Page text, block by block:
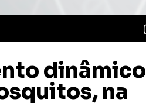
dinâmico
na